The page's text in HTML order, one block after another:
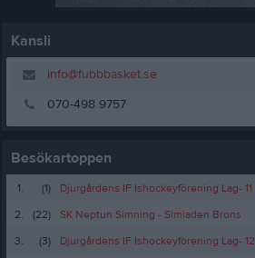
Kansli
info@fubbbasket.se
070-498 9757
Besökartoppen
1. (1)
Djurgårdens IF Ishockeyförening Lag- 11
2.
(22)
SK Neptun Simning - Simiaden Brons
3.
(3)
Djurgårdens IF Ishockeyförening Lag- 12